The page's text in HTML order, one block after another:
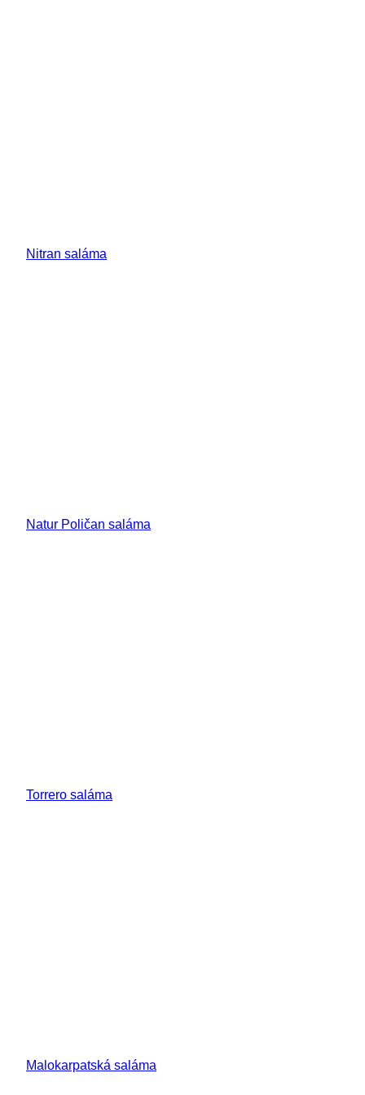
Nitran saláma
Natur Poličan saláma
Torrero saláma
Malokarpatská saláma